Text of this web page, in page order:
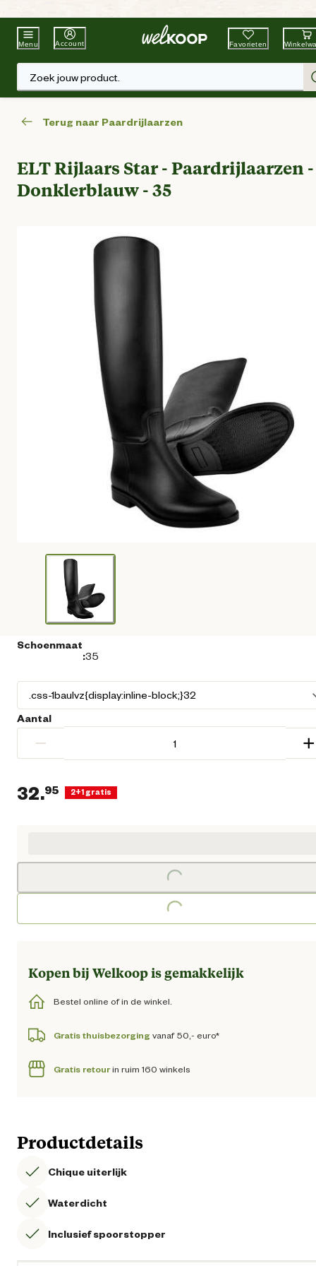
Beste WinkelketenTuin & Dier
Menu Account Favorieten
Zoek jouw product.
Terug naar Paardrijlaarzen
ELT Rijlaars Star - Paardrijlaarzen -
Donklerblauw - 35
Schoenmaat
:35
Aantal
− +
32.95 2+1 gratis
Loading...
Loading...
Kopen bij Welkoop is gemakkelijk
Bestel online of in de winkel.
Gratis thuisbezorging vanaf 50,- euro*
Gratis retourin ruim 160 winkels
Productdetails
Chique uiterlijk
Waterdicht
Inclusief spoorstopper